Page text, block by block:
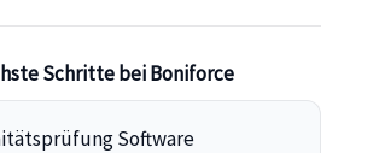
Schritte bei Boniforce
Software